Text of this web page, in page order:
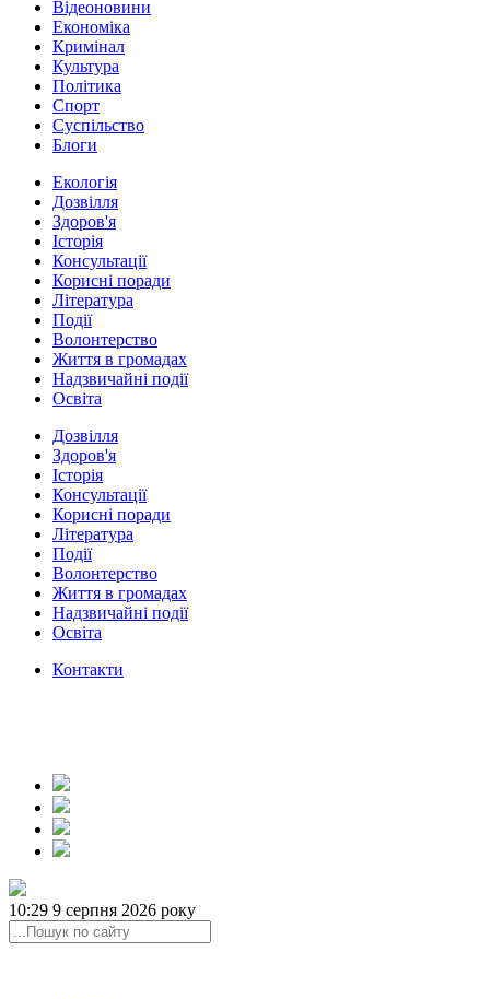
Відеоновини
Економіка
Кримінал
Культура
Політика
Спорт
Суспільство
Блоги
Екологія
Дозвілля
Здоров'я
Історія
Консультації
Корисні поради
Література
Події
Волонтерство
Життя в громадах
Надзвичайні події
Освіта
Дозвілля
Здоров'я
Історія
Консультації
Корисні поради
Література
Події
Волонтерство
Життя в громадах
Надзвичайні події
Освіта
Контакти
10:29 9 серпня 2026 року